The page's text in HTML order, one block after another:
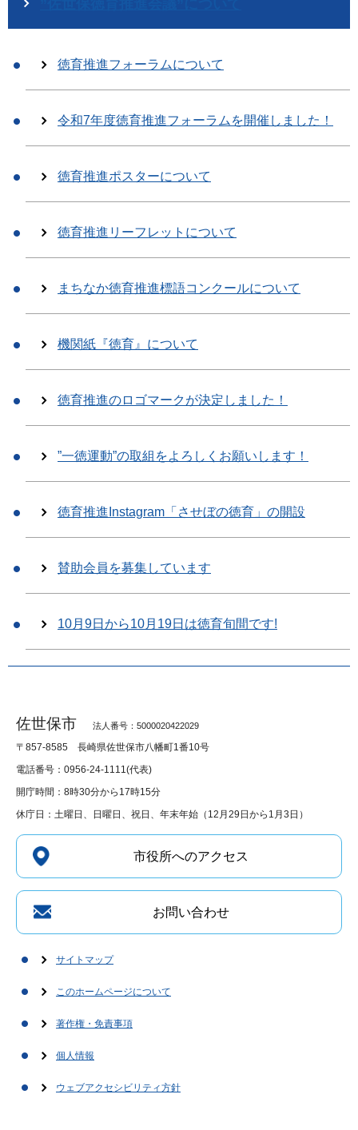
徳育推進フォーラムについて
令和7年度徳育推進フォーラムを開催しました！
徳育推進ポスターについて
徳育推進リーフレットについて
まちなか徳育推進標語コンクールについて
機関紙『徳育』について
徳育推進のロゴマークが決定しました！
”一徳運動”の取組をよろしくお願いします！
徳育推進Instagram「させぼの徳育」の開設
賛助会員を募集しています
10月9日から10月19日は徳育旬間です!
佐世保市 法人番号：5000020422029
〒857-8585 長崎県佐世保市八幡町1番10号
電話番号：0956-24-1111(代表)
開庁時間：8時30分から17時15分
休庁日：土曜日、日曜日、祝日、年末年始（12月29日から1月3日）
市役所へのアクセス
お問い合わせ
サイトマップ
このホームページについて
著作権・免責事項
個人情報
ウェブアクセシビリティ方針